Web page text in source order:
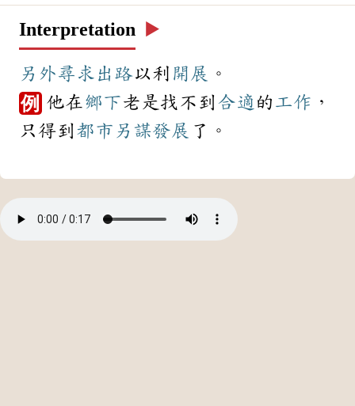
Interpretation ▶️
另外尋求 出路以利 開展 。
例 他在 鄉下老是找不到 合適 的 工作 ，
只得到 都市 另謀發展 了。